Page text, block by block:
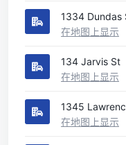
1334 Dundas
在地图上显示
134 Jarvis St
在地图上显示
1345
在地图上显示